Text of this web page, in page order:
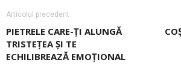
Articolul precedent
PIETRELE CARE-ȚI ALUNGĂ
TRISTEȚEA ȘI TE
ECHILIBREAZĂ EMOȚIONAL